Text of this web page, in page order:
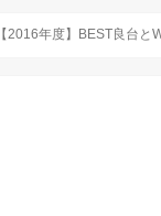
【2016年度】BEST良台と